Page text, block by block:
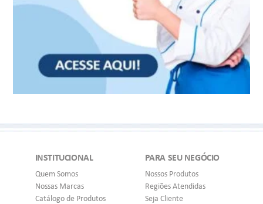
INSTITUCIONAL
Quem Somos
Nossas Marcas
Catálogo de Produtos
PARA SEU NEGÓCIO
Nossos Produtos
Regiões Atendidas
Seja Cliente